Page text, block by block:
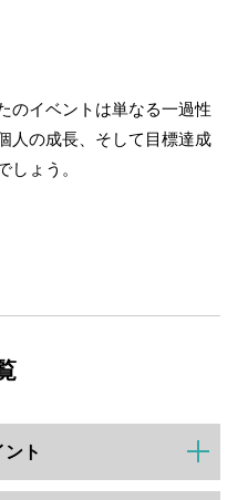
のイベントは単なる一過性
人の成長、そして目標達成
しょう。
ト